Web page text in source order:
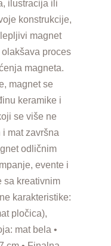
ilustracija ili
konstrukcije,
magnet
proces
magneta.
magnet se
keramike i
se više ne
mat završna
odličnim
evente i
sa kreativnim
karakteristike:
pločica),
mat bela •